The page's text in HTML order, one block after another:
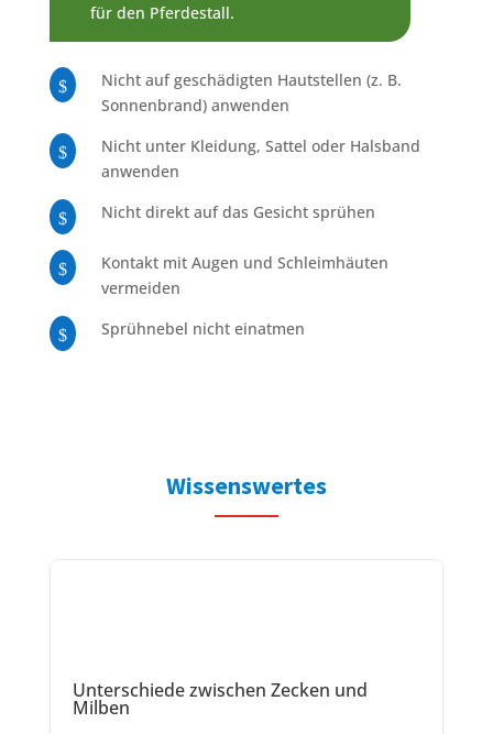
für den Pferdestall.
$
Nicht auf geschädigten Hautstellen (z. B.
Sonnenbrand) anwenden
$
Nicht unter Kleidung, Sattel oder Halsband
anwenden
$ Nicht direkt auf das Gesicht sprühen
$
Kontakt mit Augen und Schleimhäuten
vermeiden
$ Sprühnebel nicht einatmen
Wissenswertes
Unterschiede zwischen Zecken und
Milben